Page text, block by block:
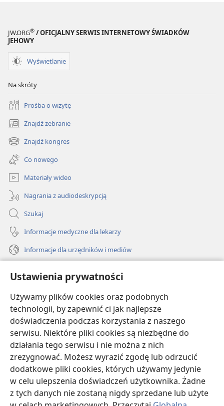
Ustawienia prywatności
Używamy plików cookies oraz podobnych
technologii, by zapewnić ci jak najlepsze
doświadczenia podczas korzystania z naszego
serwisu. Niektóre pliki cookies są niezbędne do
działania tego serwisu i nie można z nich
zrezygnować. Możesz wyrazić zgodę lub odrzucić
dodatkowe pliki cookies, których używamy jedynie
w celu ulepszenia doświadczeń użytkownika. Żadne
z tych danych nie zostaną nigdy sprzedane lub użyte
JW.ORG® / OFICJALNY SERWIS INTERNETOWY ŚWIADKÓW
JEHOWY
Wyświetlanie
Na skróty
Prośba o wizytę
Znajdź zebranie
(opens
new
window)
Znajdź kongres
(opens
new
window)
Co nowego
Materiały wideo
Nagrania z audiodeskrypcją
Szukaj
Informacje medyczne dla lekarzy
Informacje dla urzędników i mediów
Darowizny
(opens
new
window)BIBLIOTEKA INTERNETOWA Strażnicy
(opens
new
window)JW Hub
(opens
new
window)JW Library
Watchtower Library